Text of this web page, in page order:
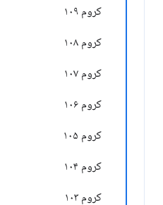
کروم ۱۰۹
کروم ۱۰۸
کروم ۱۰۷
کروم ۱۰۶
کروم ۱۰۵
کروم ۱۰۴
کروم ۱۰۳